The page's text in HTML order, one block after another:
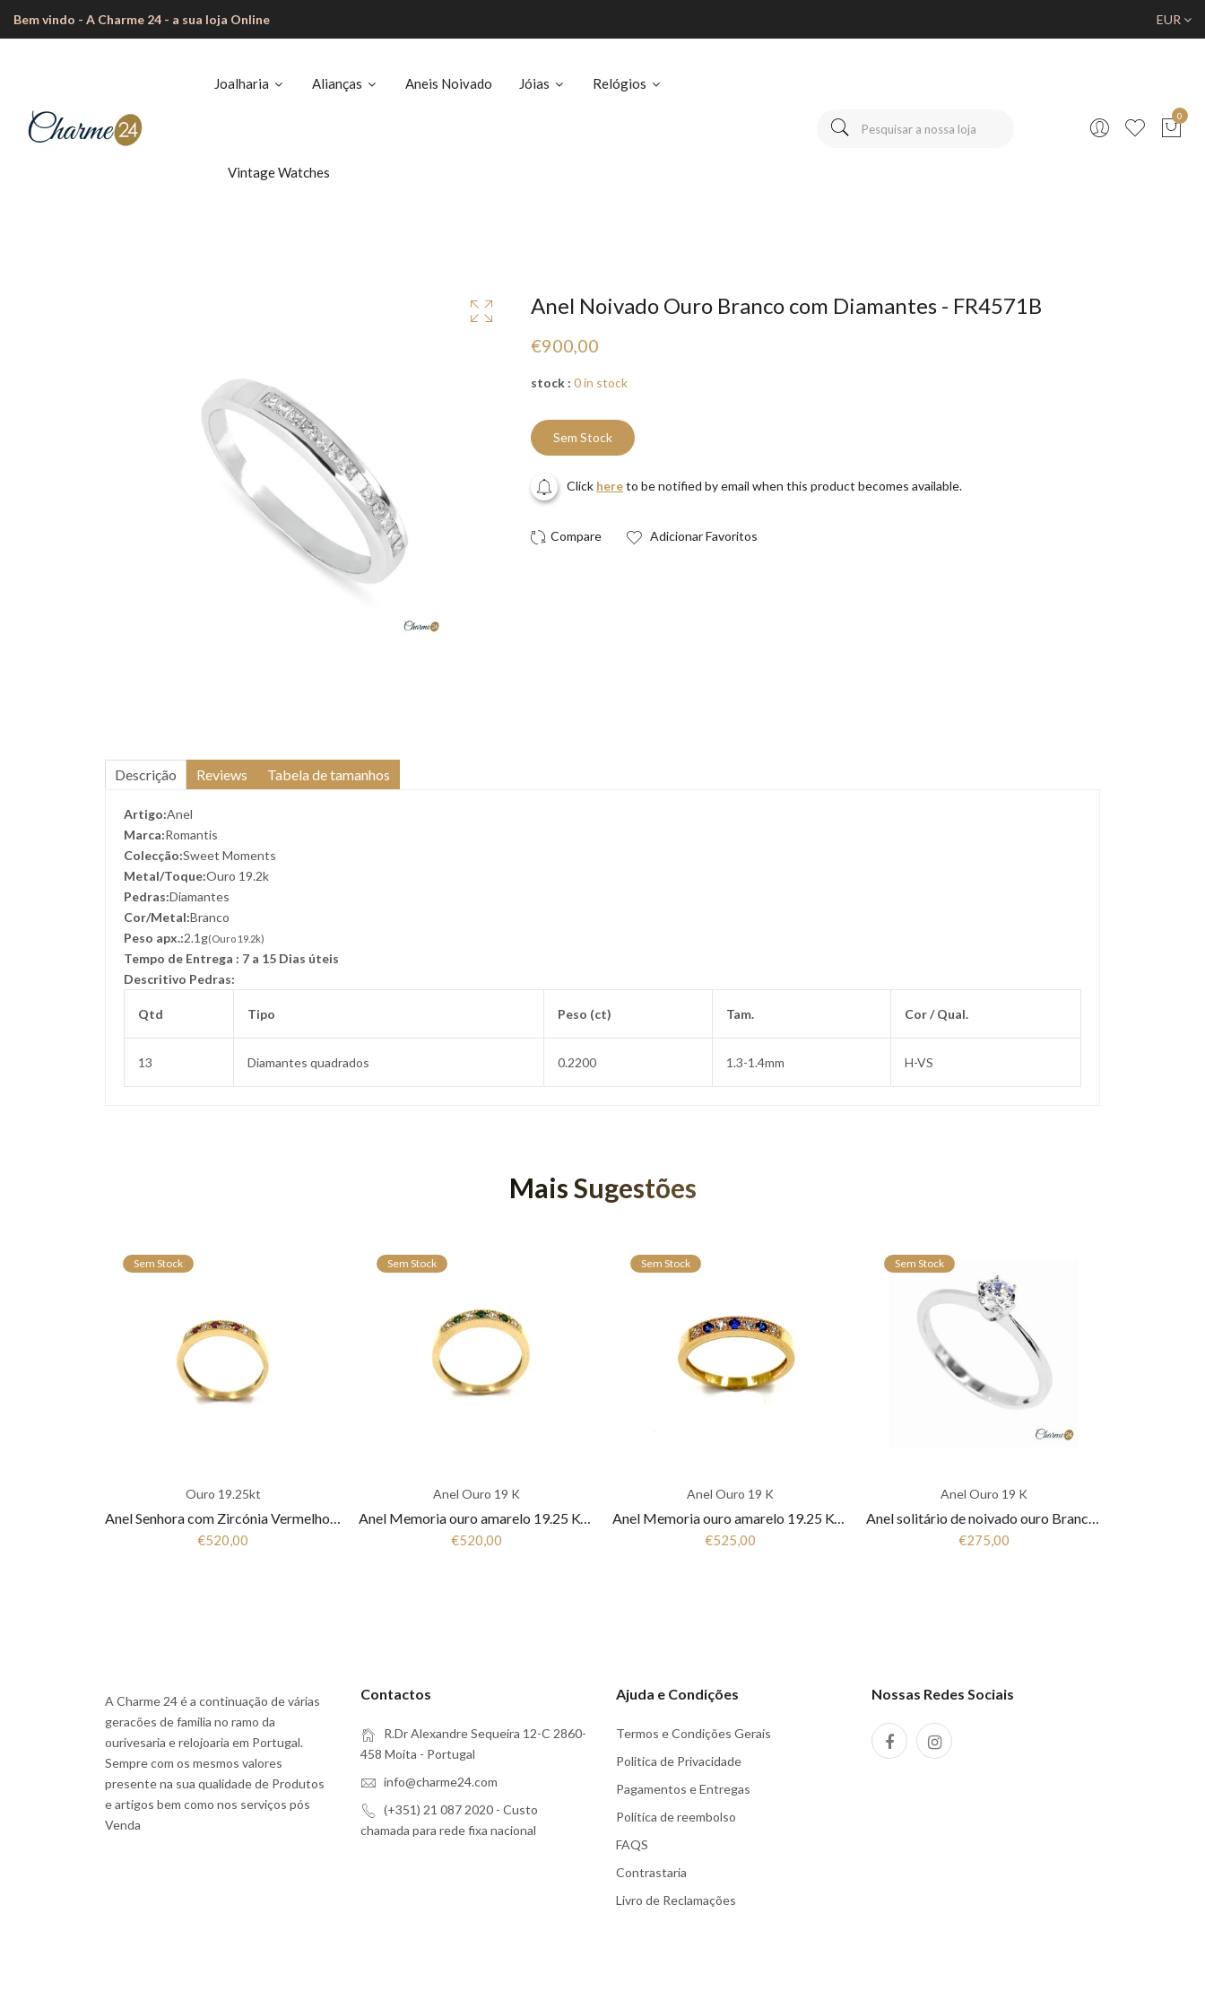
Bem vindo - A Charme 24 - a sua loja Online EUR
Joalharia Alianças Aneis Noivado Jóias Relógios
Vintage Watches
0
Anel Noivado Ouro Branco com Diamantes - FR4571B
€900,00
stock : 0 in stock
Sem Stock
Click hereto be notified by email when this product becomes available.
Adicionar Favoritos
Descrição Reviews Tabela de tamanhos
Artigo:Anel
Marca:Romantis
Colecção:Sweet Moments
Metal/Toque:Ouro 19.2k
Pedras:Diamantes
Cor/Metal:Branco
Peso apx.:2.1g(Ouro 19.2k)
Tempo de Entrega : 7 a 15 Dias úteis
Descritivo Pedras:
Qtd Tipo Peso (ct) Tam. Cor / Qual.
13 Diamantes quadrados 0.2200 1.3-1.4mm H-VS
Mais Sugestões
Sem Stock
Ouro 19.25kt
Anel Senhora com Zircónia Vermelho e Branco em Ouro 19,25K ANL19264003
€520,00
Sem Stock
Anel Ouro 19 K
Anel Memoria ouro amarelo 19.25 Kt Zirconias ANL19264001
€520,00
Sem Stock
Anel Ouro 19 K
Anel Memoria ouro amarelo 19.25 Kt Zirconias ANL192640.00
€525,00
Sem Stock
Anel Ouro 19 K
Anel solitário de noivado ouro Branco com zircónia FR5398B
€275,00
A Charme 24 é a continuação de várias
geracões de familia no ramo da
ourivesaria e relojoaria em Portugal.
Sempre com os mesmos valores
presente na sua qualidade de Produtos
e artigos bem como nos serviços pós
Venda
Contactos
R.Dr Alexandre Sequeira 12-C 2860-
458 Moita - Portugal
info@charme24.com
(+351) 21 087 2020 - Custo
chamada para rede fixa nacional
Ajuda e Condições
Termos e Condições Gerais
Politica de Privacidade
Pagamentos e Entregas
Política de reembolso
FAQS
Contrastaria
Livro de Reclamações
Nossas Redes Sociais